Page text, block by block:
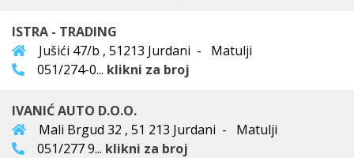
ISTRA - TRADING
Jušići 47/b , 51213 Jurdani - Matulji
051/274-0... klikni za broj
IVANIĆ AUTO D.O.O.
Mali Brgud 32 , 51 213 Jurdani - Matulji
051/277 9... klikni za broj